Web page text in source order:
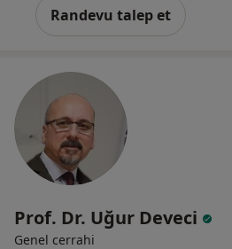
Randevu talep et
Prof. Dr. Uğur Deveci
Genel cerrahi